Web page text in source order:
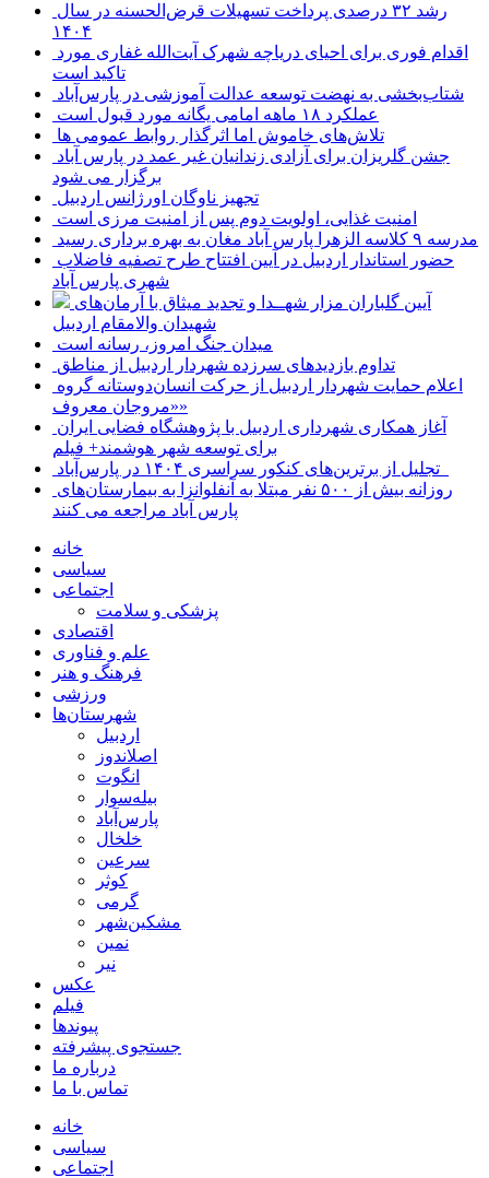
۱۴۰۴
تاکید است
شتاب‌بخشی به نهضت توسعه عدالت آموزشی در پارس‌آباد
عملکرد ۱۸ ماهه امامی یگانه مورد قبول است
تلاش‌های خاموش اما اثرگذار روابط عمومی ها
برگزار می شود
تجهیز ناوگان اورژانس اردبیل
امنیت غذایی، اولویت دوم پس از امنیت مرزی است
مدرسه ۹ کلاسه الزهرا پارس آباد مغان به بهره برداری رسید
شهری پارس آباد
شهیدان والامقام اردبیل
میدان جنگ امروز، رسانه است
تداوم بازدیدهای سرزده شهردار اردبیل از مناطق
«مروجان معروف»
برای توسعه شهر هوشمند+ فیلم
پارس آباد مراجعه می کنند
خانه
سیاسی
اجتماعی
پزشکی و سلامت
اقتصادی
علم و فناوری
فرهنگ و هنر
ورزشی
شهرستان‌ها
اردبیل
اصلاندوز
انگوت
بیله‌سوار
پارس‌آباد
خلخال
سرعین
کوثر
گرمی
مشکین‌شهر
نمین
نیر
عکس
فیلم
پیوندها
جستجوی پیشرفته
درباره ما
تماس با ما
خانه
سیاسی
اجتماعی